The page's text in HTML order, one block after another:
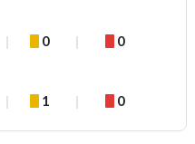
0 0
1 0